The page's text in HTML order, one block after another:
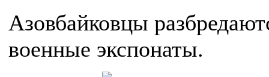
Азовбайковцы
военные экспонаты.